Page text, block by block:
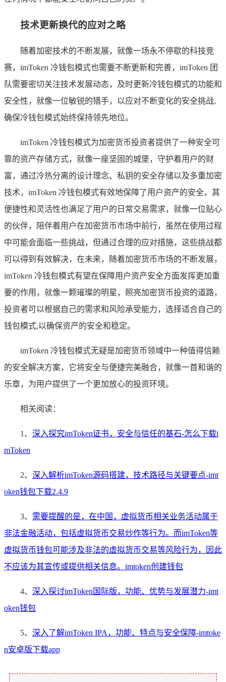
技术更新换代的应对之略
随着加密技术的不断发展，就像一场永不停歇的科技竞
赛，imToken 冷钱包模式也需要不断更新和完善，imToken 团
队需要密切关注技术发展动态，及时更新冷钱包模式的功能和
安全性，就像一位敏锐的猎手，以应对不断变化的安全挑战,
确保冷钱包模式始终保持领先地位。
imToken 冷钱包模式为加密货币投资者提供了一种安全可
靠的资产存储方式，就像一座坚固的城堡，守护着用户的财
富，通过冷热分离的设计理念、私钥的安全存储以及多重加密
技术，imToken 冷钱包模式有效地保障了用户资产的安全，其
便捷性和灵活性也满足了用户的日常交易需求，就像一位贴心
的伙伴，陪伴着用户在加密货币市场中前行，虽然在使用过程
中可能会面临一些挑战，但通过合理的应对措施，这些挑战都
可以得到有效解决，在未来，随着加密货币市场的不断发展，
imToken 冷钱包模式有望在保障用户资产安全方面发挥更加重
要的作用，就像一颗璀璨的明星，照亮加密货币投资的道路，
投资者可以根据自己的需求和风险承受能力，选择适合自己的
钱包模式,以确保资产的安全和稳定。
imToken 冷钱包模式无疑是加密货币领域中一种值得信赖
的安全解决方案，它将安全与便捷完美融合，就像一首和谐的
乐章，为用户提供了一个更加放心的投资环境。
相关阅读：
1、 深入探究imToken证书，安全与信任的基石-怎么下载i
mToken
2、 深入解析imToken源码搭建，技术路径与关键要点-imt
oken钱包下载2.4.9
3、 需要提醒的是，在中国，虚拟货币相关业务活动属于
非法金融活动，包括虚拟货币交易炒作等行为。而imToken等
虚拟货币钱包可能涉及非法的虚拟货币交易等风险行为，因此
不应该为其宣传或提供相关信息。imtoken创建钱包
4、 深入探讨imToken国际版，功能、优势与发展潜力-imt
oken钱包
5、 深入了解imToken IPA，功能、特点与安全保障-imtoke
n安卓版下载app